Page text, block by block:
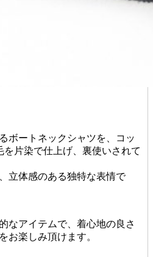
ボートネックシャツを、コッ
を片染で仕上げ、裏使いされて
立体感のある独特な表情で
なアイテムで、着心地の良さ
お楽しみ頂けます。